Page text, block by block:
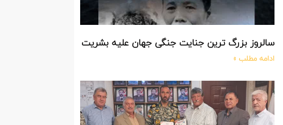
سالروز بزرگ ترین جنایت جنگی جهان علیه بشریت توسط بزرگ ترین
ادامه مطلب »